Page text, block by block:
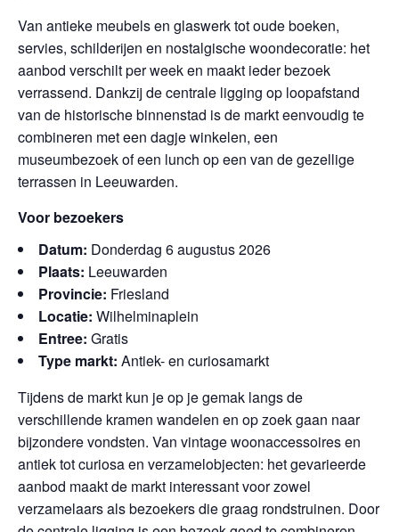
Van antieke meubels en glaswerk tot oude boeken,
servies, schilderijen en nostalgische woondecoratie: het
aanbod verschilt per week en maakt ieder bezoek
verrassend. Dankzij de centrale ligging op loopafstand
van de historische binnenstad is de markt eenvoudig te
combineren met een dagje winkelen, een
museumbezoek of een lunch op een van de gezellige
terrassen in Leeuwarden.
Voor bezoekers
Datum: Donderdag 6 augustus 2026
Plaats: Leeuwarden
Provincie: Friesland
Locatie: Wilhelminaplein
Entree: Gratis
Type markt: Antiek- en curiosamarkt
Tijdens de markt kun je op je gemak langs de
verschillende kramen wandelen en op zoek gaan naar
bijzondere vondsten. Van vintage woonaccessoires en
antiek tot curiosa en verzamelobjecten: het gevarieerde
aanbod maakt de markt interessant voor zowel
verzamelaars als bezoekers die graag rondstruinen. Door